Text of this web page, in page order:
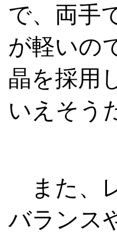
で、両手
が軽いの
晶を採用
いえそう
また、
バランス